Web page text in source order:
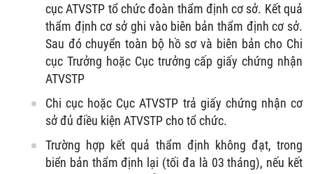
cục ATVSTP tổ chức đoàn thẩm định cơ sở. Kết quả
thẩm định cơ sở ghi vào biên bản thẩm định cơ sở.
Sau đó chuyển toàn bộ hồ sơ và biên bản cho Chi
cục Trưởng hoặc Cục trưởng cấp giấy chứng nhận
ATVSTP
Chi cục hoặc Cục ATVSTP trả giấy chứng nhận cơ
sở đủ điều kiện ATVSTP cho tổ chức.
Trường hợp kết quả thẩm định không đạt, trong
biển bản thẩm định lại (tối đa là 03 tháng), nếu kết